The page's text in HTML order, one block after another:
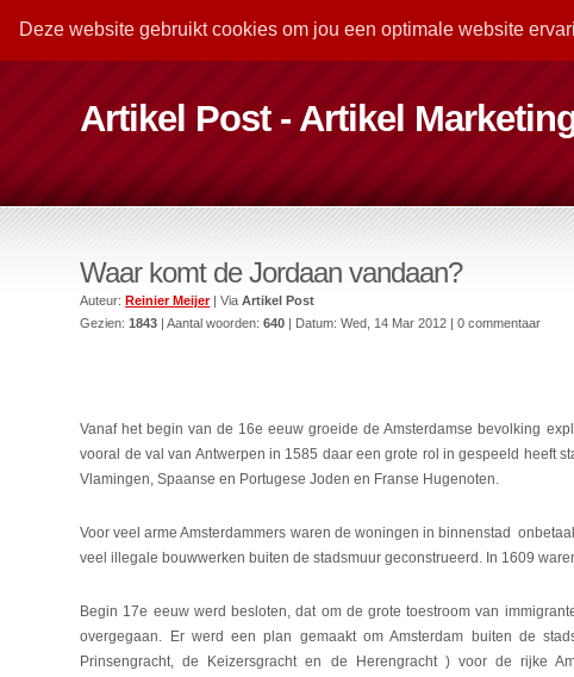
Deze website gebruikt cookies om jou een optimale website
Artikel Post - Artikel
Waar komt de Jordaan vandaan?
Auteur:Reinier Meijer| ViaArtikel Post
Gezien:1843 | Aantal woorden:640 | Datum:Wed, 14 Mar 2012 | 0 commentaar
Vanaf het begin van de 16e eeuw groeide de Amsterdamse bevolking
vooral de val van Antwerpen in 1585 daar een grote rol in gespeeld heeft
Vlamingen, Spaanse en Portugese Joden en Franse Hugenoten.
Voor veel arme Amsterdammers waren de woningen in binnenstad
veel illegale bouwwerken buiten de stadsmuur geconstrueerd. In 1609
Begin 17e eeuw werd besloten, dat om de grote toestroom van
overgegaan. Er werd een plan gemaakt om Amsterdam buiten de
Prinsengracht, de Keizersgracht en de Herengracht ) voor de rijke